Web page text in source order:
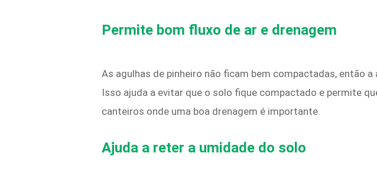
Permite bom fluxo de ar e drenagem
As agulhas de pinheiro não ficam bem compactadas, então
Isso ajuda a evitar que o solo fique compactado e permite
canteiros onde uma boa drenagem é importante.
Ajuda a reter a umidade do solo